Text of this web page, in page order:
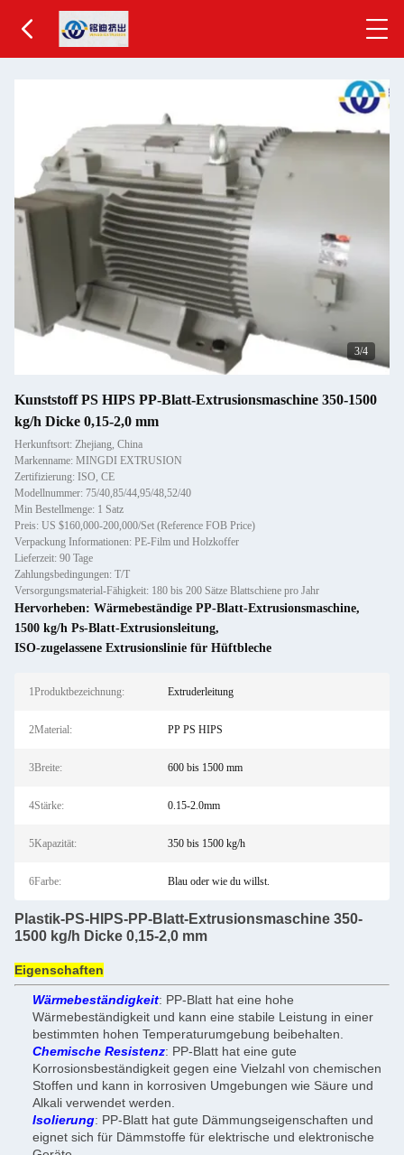
3/4
Kunststoff PS HIPS PP-Blatt-Extrusionsmaschine 350-1500
kg/h Dicke 0,15-2,0 mm
Herkunftsort: Zhejiang, China
Markenname: MINGDI EXTRUSION
Zertifizierung: ISO, CE
Modellnummer: 75/40,85/44,95/48,52/40
Min Bestellmenge: 1 Satz
Preis: US $160,000-200,000/Set (Reference FOB Price)
Verpackung Informationen: PE-Film und Holzkoffer
Lieferzeit: 90 Tage
Zahlungsbedingungen: T/T
Versorgungsmaterial-Fähigkeit: 180 bis 200 Sätze Blattschiene pro Jahr
Hervorheben: Wärmebeständige PP-Blatt-Extrusionsmaschine,
1500 kg/h Ps-Blatt-Extrusionsleitung,
ISO-zugelassene Extrusionslinie für Hüftbleche
1Produktbezeichnung: Extruderleitung
2Material: PP PS HIPS
3Breite: 600 bis 1500 mm
4Stärke: 0.15-2.0mm
5Kapazität: 350 bis 1500 kg/h
6Farbe: Blau oder wie du willst.
Plastik-PS-HIPS-PP-Blatt-Extrusionsmaschine 350-
1500 kg/h Dicke 0,15-2,0 mm
Eigenschaften
Wärmebeständigkeit: PP-Blatt hat eine hohe
Wärmebeständigkeit und kann eine stabile Leistung in einer
bestimmten hohen Temperaturumgebung beibehalten.
Chemische Resistenz: PP-Blatt hat eine gute
Korrosionsbeständigkeit gegen eine Vielzahl von chemischen
Stoffen und kann in korrosiven Umgebungen wie Säure und
Alkali verwendet werden.
Isolierung: PP-Blatt hat gute Dämmungseigenschaften und
eignet sich für Dämmstoffe für elektrische und elektronische